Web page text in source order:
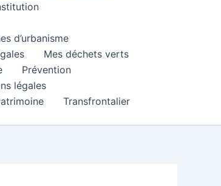
d’urbanisme
Mes déchets verts
Prévention
légales
Transfrontalier